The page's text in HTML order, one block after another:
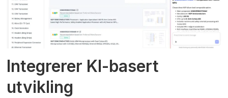
Integrerer KI-basert
utvikling